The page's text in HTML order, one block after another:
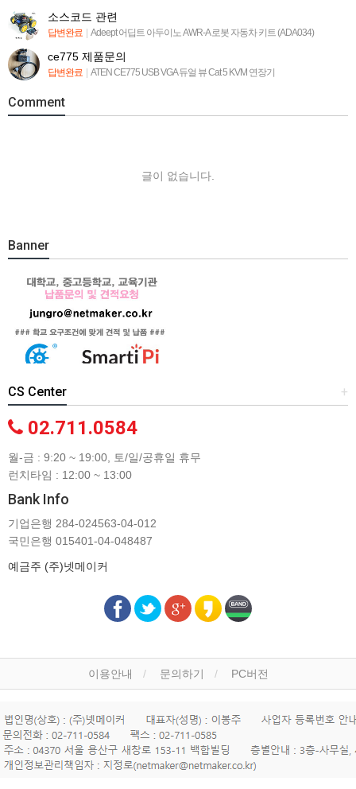
소스코드 관련
답변완료 Adeept 어딥트 아두이노 AWR-A 로봇 자동차 키트 (ADA034)
ce775 제품문의
답변완료 ATEN CE775 USB VGA 듀얼 뷰 Cat 5 KVM 연장기
Comment
글이 없습니다.
Banner
+
CS Center
02.711.0584
월-금 : 9:20 ~ 19:00, 토/일/공휴일 휴무
런치타임 : 12:00 ~ 13:00
Bank Info
기업은행 284-024563-04-012
국민은행 015401-04-048487
예금주 (주)넷메이커
이용안내 문의하기 PC버전